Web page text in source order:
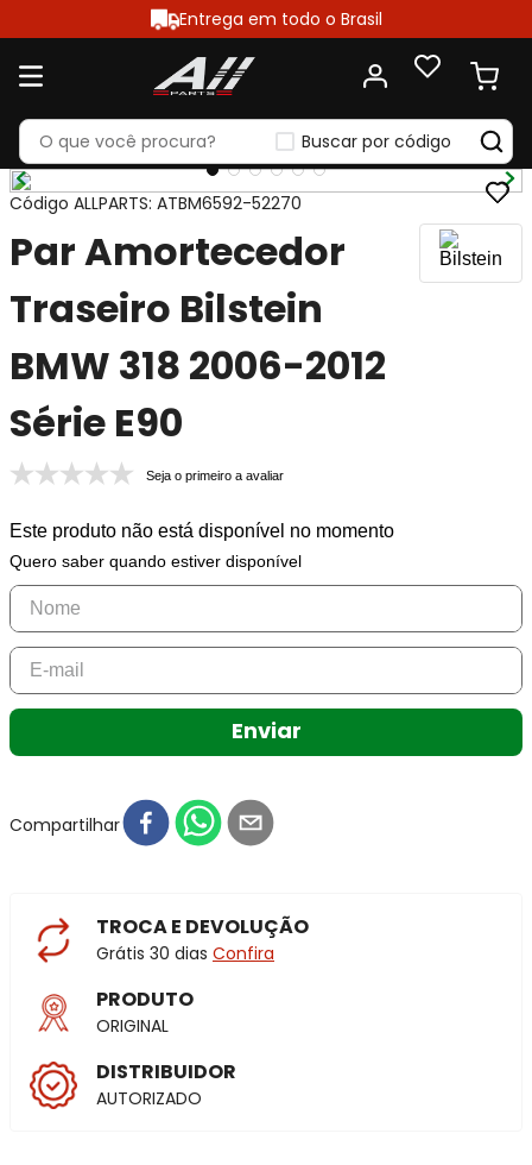
Entrega em todo o Brasil
Buscar por código
Código ALLPARTS: ATBM6592-52270
Par Amortecedor
Traseiro Bilstein
BMW 318 2006-2012
Série E90
Seja o primeiro a avaliar
Este produto não está disponível no momento
Quero saber quando estiver disponível
Enviar
Compartilhar
TROCA E DEVOLUÇÃO
Grátis 30 dias Confira
PRODUTO
ORIGINAL
DISTRIBUIDOR
AUTORIZADO